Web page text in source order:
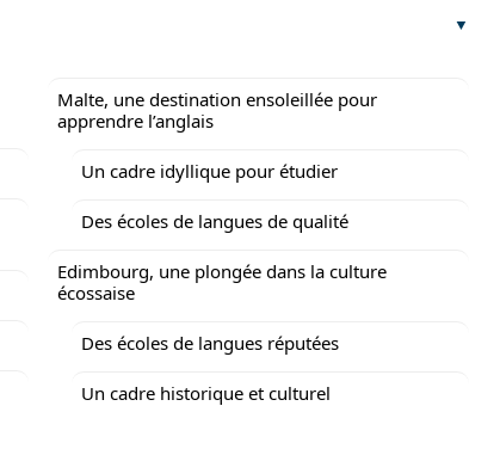
Malte, une destination ensoleillée pour
apprendre l’anglais
Un cadre idyllique pour étudier
Des écoles de langues de qualité
Edimbourg, une plongée dans la culture
écossaise
Des écoles de langues réputées
Un cadre historique et culturel